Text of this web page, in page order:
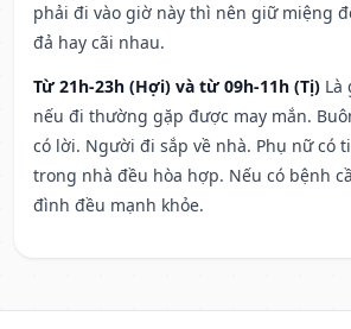
phải đi vào giờ này thì nên giữ miệng
đả hay cãi nhau.
Từ 21h-23h (Hợi) và từ 09h-11h (Tị) Là
nếu đi thường gặp được may mắn.
có lời. Người đi sắp về nhà. Phụ nữ có
trong nhà đều hòa hợp. Nếu có bệnh
đình đều mạnh khỏe.